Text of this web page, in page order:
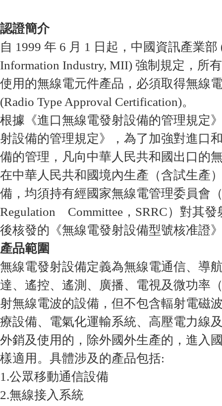
認證簡介
自 1999 年 6 月 1 日起，中國資訊產業
Information Industry, MII) 強制規定，所
使用的無線電元件產品，必須取得無線
(Radio Type Approval Certification)。
根據《進口無線電發射設備的管理規定
射設備的管理規定》，為了加強對進口
備的管理，凡向中華人民共和國出口的
在中華人民共和國境內生產（含試生產
備，均須持有經國家無線電管理委員
Regulation Committee，SRRC）對其
後核發的《無線電發射設備型號核准證
產品範圍
無線電發射設備定義為無線電通信、導
達、遙控、遙測、廣播、電視及微功率
射無線電波的設備，但不包含輻射電磁
療設備、電氣化運輸系統、高壓電力線
外銷及使用的，除外國外生產的，進入
樣適用。具體涉及的產品包括:
1.公眾移動通信設備
2.無線接入系統